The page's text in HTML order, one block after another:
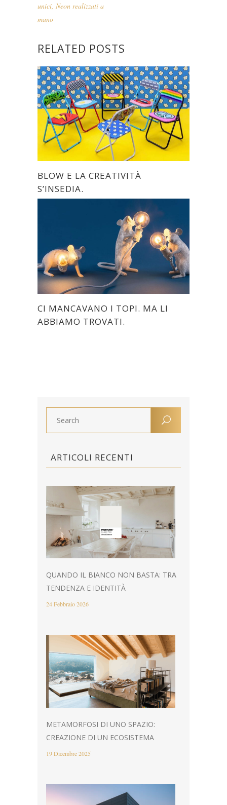
unici, Neon realizzati a
mano
RELATED POSTS
BLOW E LA CREATIVITÀ
S’INSEDIA.
CI MANCAVANO I TOPI. MA LI
ABBIAMO TROVATI.
ARTICOLI RECENTI
QUANDO IL BIANCO NON BASTA: TRA
TENDENZA E IDENTITÀ
24 Febbraio 2026
METAMORFOSI DI UNO SPAZIO:
CREAZIONE DI UN ECOSISTEMA
19 Dicembre 2025